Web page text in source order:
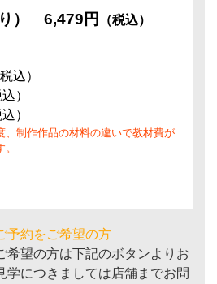
り） 6,479円 （税込）
込）
）
）
、制作作品の材料の違いで教材費が
予約をご希望の方
希望の方は下記のボタンよりお
学につきましては店舗までお問